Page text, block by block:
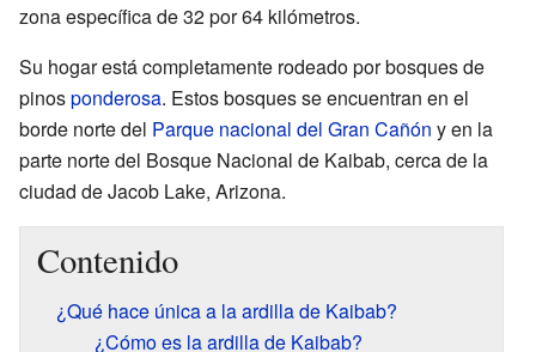
zona específica de 32 por 64 kilómetros.
Su hogar está completamente rodeado por bosques de
pinosponderosa. Estos bosques se encuentran en el
borde norte del Parque nacional del Gran Cañón y en la
parte norte del Bosque Nacional de Kaibab, cerca de la
ciudad de Jacob Lake, Arizona.
Contenido
¿Qué hace única a la ardilla de Kaibab?
¿Cómo es la ardilla de Kaibab?